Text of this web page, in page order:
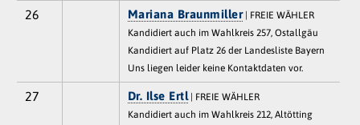
26 Mariana Braunmiller| FREIE WÄHLER
Kandidiert auch im Wahlkreis 257, Ostallgäu
Kandidiert auf Platz 26 der Landesliste Bayern
Uns liegen leider keine Kontaktdaten vor.
27 Dr. Ilse Ertl| FREIE WÄHLER
Kandidiert auch im Wahlkreis 212, Altötting